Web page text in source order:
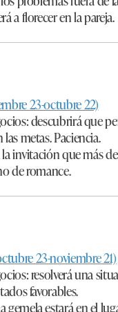
a florecer en la pareja.
23-octubre 22)
descubrirá que
metas. Paciencia.
invitación que más
de romance.
23-noviembre 21)
resolverá una
favorables.
gemela estará en el